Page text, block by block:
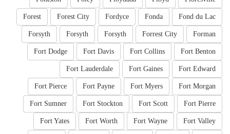
Fond du Lac
Fonda
Fordyce
Forest City
Forest
Forman
Forrest City
Forsyth
Forsyth
Forsyth
Fort Benton
Fort Collins
Fort Davis
Fort Dodge
Fort Edward
Fort Gaines
Fort Lauderdale
Fort Morgan
Fort Myers
Fort Payne
Fort Pierce
Fort Pierre
Fort Scott
Fort Stockton
Fort Sumner
Fort Valley
Fort Wayne
Fort Worth
Fort Yates